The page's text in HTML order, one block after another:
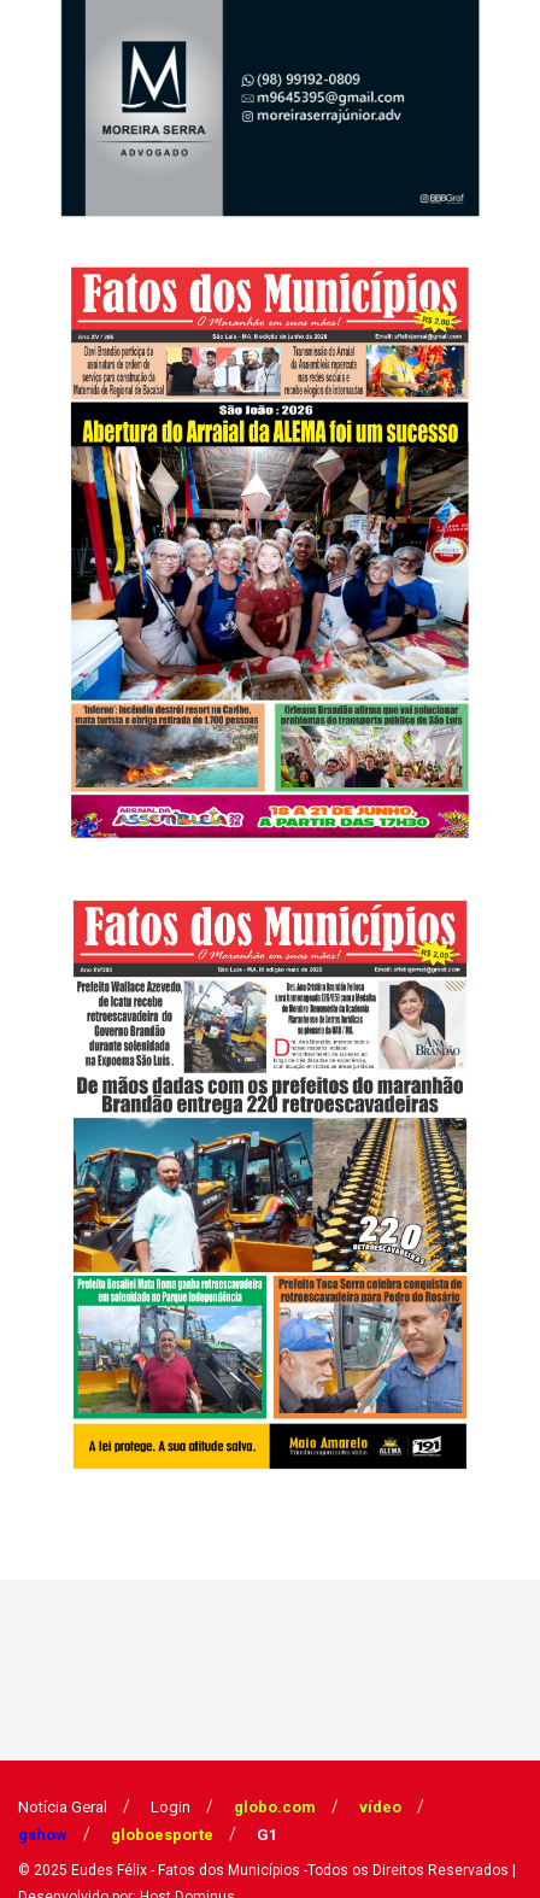
Notícia Geral Login globo.com
vídeo
gshow
globoesporte G1
© 2025 Eudes Félix - Fatos dos Municípios -Todos os Direitos Reservados |